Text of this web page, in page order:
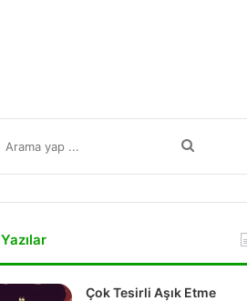
Arama
yap
Çok Tesirli Aşık Etme